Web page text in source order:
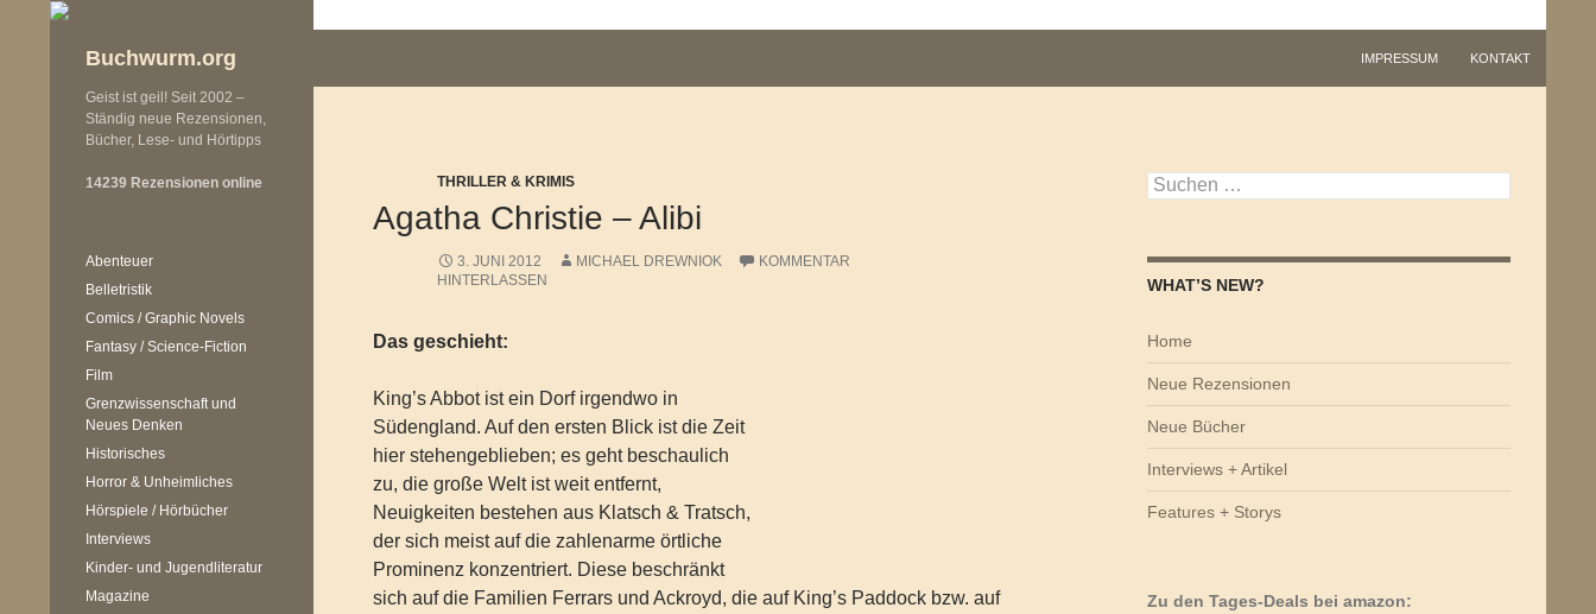
Buchwurm.org IMPRESSUM KONTAKT
THRILLER & KRIMIS
Agatha Christie – Alibi
3. JUNI 2012 MICHAEL DREWNIOK
KOMMENTAR
HINTERLASSEN
Das geschieht:
King’s Abbot ist ein Dorf irgendwo in
Südengland. Auf den ersten Blick ist die Zeit
hier stehengeblieben; es geht beschaulich
zu, die große Welt ist weit entfernt,
Neuigkeiten bestehen aus Klatsch & Tratsch,
der sich meist auf die zahlenarme örtliche
Prominenz konzentriert. Diese beschränkt
sich auf die Familien Ferrars und Ackroyd, die auf King’s Paddock bzw. auf
Suchen
nach:
WHAT’S NEW?
Home
Neue Rezensionen
Neue Bücher
Interviews + Artikel
Features + Storys
Zu den Tages-Deals bei amazon:
Geist ist geil! Seit 2002 –
Ständig neue Rezensionen,
Bücher, Lese- und Hörtipps
14239 Rezensionen online
Abenteuer
Belletristik
Comics / Graphic Novels
Fantasy / Science-Fiction
Film
Grenzwissenschaft und
Neues Denken
Historisches
Horror & Unheimliches
Hörspiele / Hörbücher
Interviews
Kinder- und Jugendliteratur
Magazine